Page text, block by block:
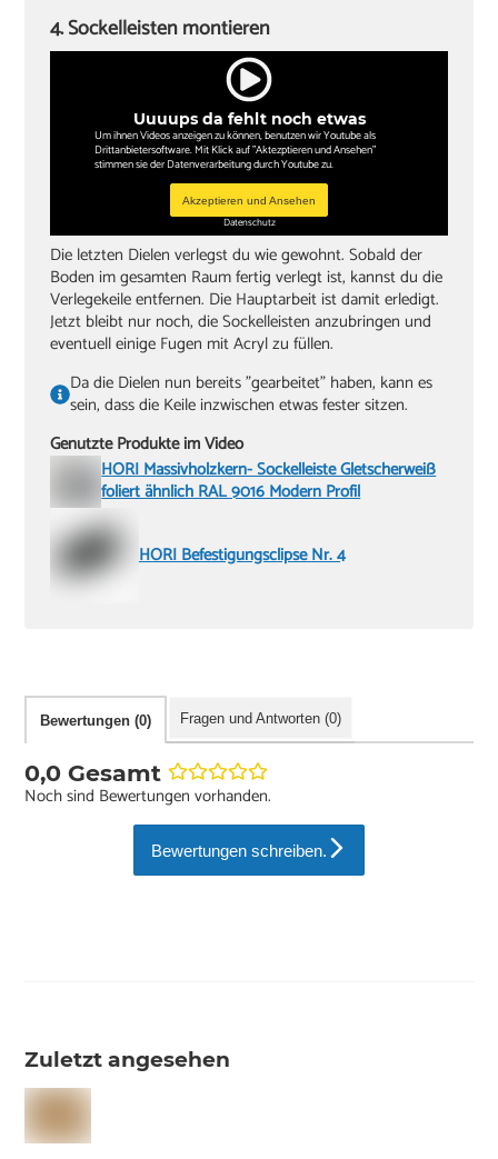
Uuuups da fehlt noch etwas
Um ihnen Videos anzeigen zu können, benutzen wir Youtube als
Drittanbietersoftware. Mit Klick auf "Aktezptieren und Ansehen"
stimmen sie der Datenverarbeitung durch Youtube zu.
Akzeptieren und Ansehen
Datenschutz
4. Sockelleisten montieren
Die letzten Dielen verlegst du wie gewohnt. Sobald der
Boden im gesamten Raum fertig verlegt ist, kannst du die
Verlegekeile entfernen. Die Hauptarbeit ist damit erledigt.
Jetzt bleibt nur noch, die Sockelleisten anzubringen und
eventuell einige Fugen mit Acryl zu füllen.
Da die Dielen nun bereits "gearbeitet" haben, kann es
sein, dass die Keile inzwischen etwas fester sitzen.
Genutzte Produkte im Video
HORI Massivholzkern- Sockelleiste Gletscherweiß
foliert ähnlich RAL 9016 Modern Profil
HORI Befestigungsclipse Nr. 4
Bewertungen (0) Fragen und Antworten (0)
0,0 Gesamt
Noch sind Bewertungen vorhanden.
Bewertungen schreiben.
Zuletzt angesehen